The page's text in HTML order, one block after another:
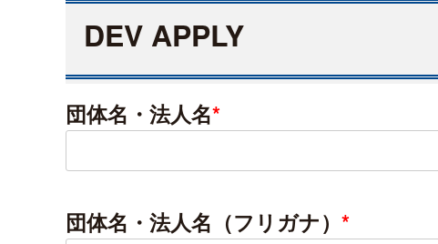
DEV APPLY
団体名・法人名*
団体名・法人名（フリガナ） *